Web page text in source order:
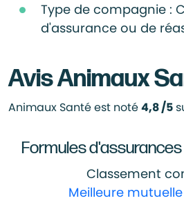
Type de compagnie :
d'assurance ou de
Avis Animaux
Animaux Santé est noté4,8 /5
Formules
Classement
Meilleure